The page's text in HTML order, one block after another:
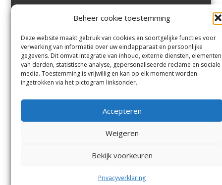
Beheer cookie toestemming
Deze website maakt gebruik van cookies en soortgelijke functies voor
verwerking van informatie over uw eindapparaat en persoonlijke
gegevens. Dit omvat integratie van inhoud, externe diensten, elementen
van derden, statistische analyse, gepersonaliseerde reclame en sociale
media. Toestemming is vrijwillig en kan op elk moment worden
ingetrokken via het pictogram linksonder.
Accepteren
Weigeren
Bekijk voorkeuren
Privacyverklaring
Margadantstraat 34
0255-533900
info@jutter.nlofinfo@hofgee
st.nl
Velserbroek,Velsen-Zuid,
Zuid,Driehuisen
Spaarnwoude.
Contact
Andere uitgaven
Voorwaarden
© Kennemerland Pers B.V.